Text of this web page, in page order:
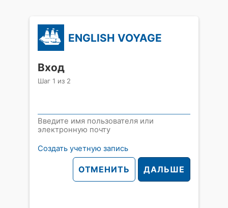
ENGLISH VOYAGE
Вход
Шаг 1 из 2
Введите имя пользователя или
электронную почту
Создать учетную запись
ОТМЕНИТЬ ДАЛЬШЕ